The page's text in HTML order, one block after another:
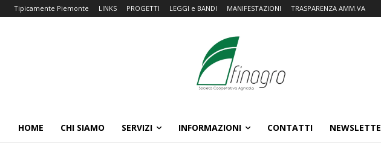
Tipicamente Piemonte LINKS PROGETTI LEGGI e BANDI MANIFESTAZIONI TRASPARENZA AMM.VA
HOME CHI SIAMO SERVIZI INFORMAZIONI CONTATTI